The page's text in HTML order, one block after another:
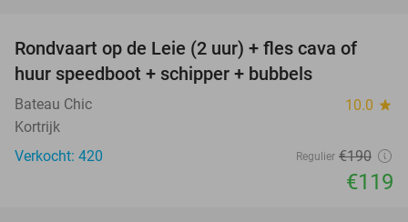
37%
Rondvaart op de Leie (2 uur) + fles cava of
huur speedboot + schipper + bubbels
Bateau Chic 10.0 star
Kortrijk
Verkocht: 420
Regulier €190
€119